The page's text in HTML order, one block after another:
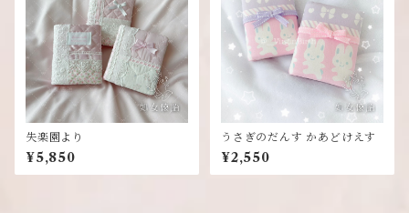
失楽園より
¥5,850
うさぎのだんす かあどけえす
¥2,550